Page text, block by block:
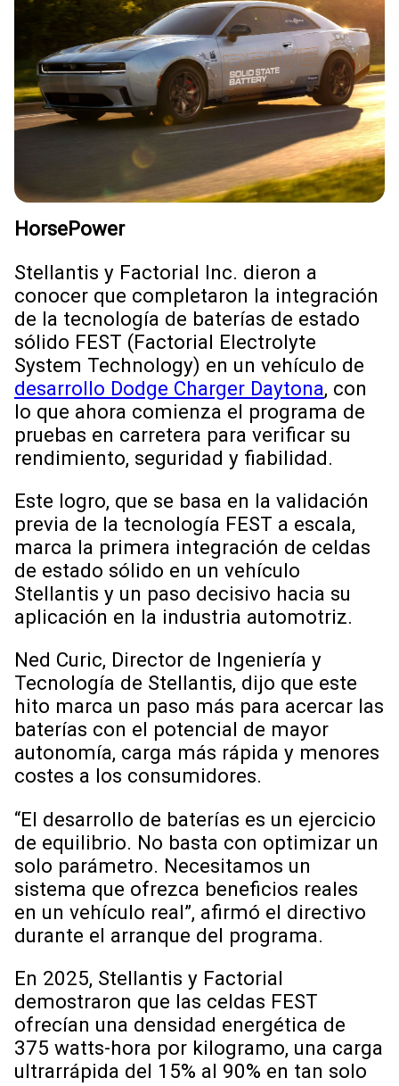
HorsePower
Stellantis y Factorial Inc. dieron a
conocer que completaron la integración
de la tecnología de baterías de estado
sólido FEST (Factorial Electrolyte
System Technology) en un vehículo de
desarrollo Dodge Charger Daytona, con
lo que ahora comienza el programa de
pruebas en carretera para verificar su
rendimiento, seguridad y fiabilidad.
Este logro, que se basa en la validación
previa de la tecnología FEST a escala,
marca la primera integración de celdas
de estado sólido en un vehículo
Stellantis y un paso decisivo hacia su
aplicación en la industria automotriz.
Ned Curic, Director de Ingeniería y
Tecnología de Stellantis, dijo que este
hito marca un paso más para acercar las
baterías con el potencial de mayor
autonomía, carga más rápida y menores
costes a los consumidores.
“El desarrollo de baterías es un ejercicio
de equilibrio. No basta con optimizar un
solo parámetro. Necesitamos un
sistema que ofrezca beneficios reales
en un vehículo real”, afirmó el directivo
durante el arranque del programa.
En 2025, Stellantis y Factorial
demostraron que las celdas FEST
ofrecían una densidad energética de
375 watts-hora por kilogramo, una carga
ultrarrápida del 15% al 90% en tan solo